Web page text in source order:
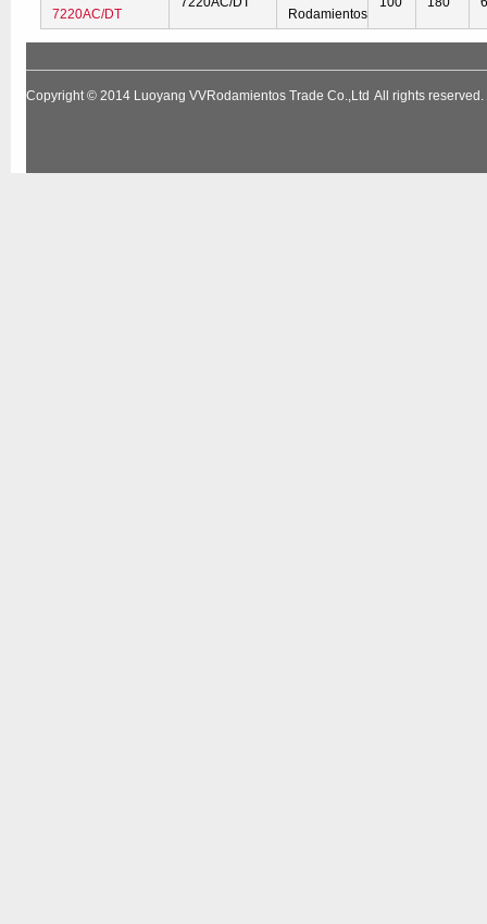
7220AC/DT Rodamientos
Copyright © 2014 Luoyang VVRodamientos Trade Co.,Ltd All rights